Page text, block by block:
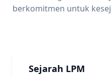
berkomitmen untuk
Sejarah LPM